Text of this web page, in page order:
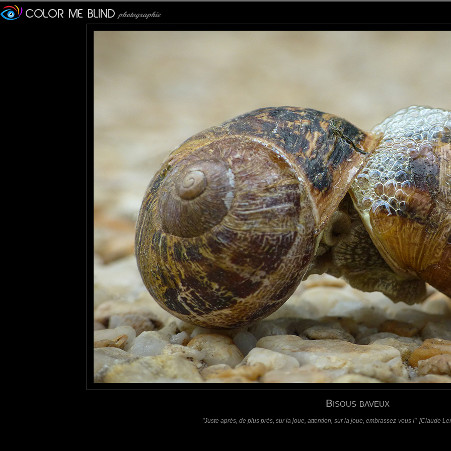
Bisous baveux
"Juste après, de plus près, sur la joue, attention, sur la joue, embrassez-vous !" [Claude
Laisser un commentaire
Nom(requis)
E-mail (requis - ne sera pas affiché)
Site Web